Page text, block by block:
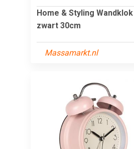
Home & Styling Wandklok
zwart 30cm
Massamarkt.nl